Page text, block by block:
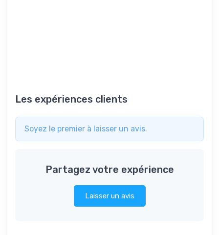
Les expériences clients
Soyez le premier à laisser un avis.
Partagez votre expérience
Laisser un avis